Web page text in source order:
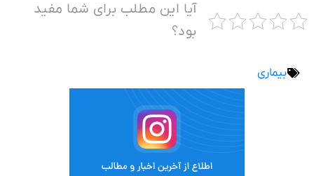
آیا این مطلب برای شما مفید
بود؟
بیماری